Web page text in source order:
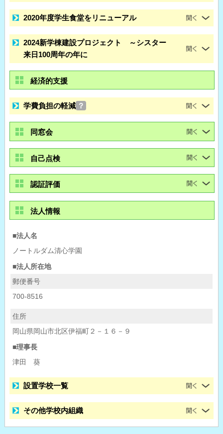
2020年度学生食堂をリニューアル
2024新学棟建設プロジェクト ～シスター
来日100周年の年に
経済的支援
学費負担の軽減 ？
同窓会
自己点検
認証評価
法人情報
■法人名
ノートルダム清心学園
■法人所在地
郵便番号
700-8516
住所
岡山県岡山市北区伊福町２－１６－９
■理事長
津田 葵
設置学校一覧
その他学校内組織